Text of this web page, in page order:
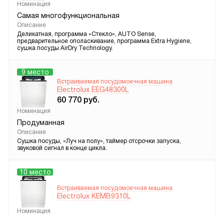
Номинация
Самая многофункциональная
Описание
Деликатная, программа «Стекло», AUTO Sense,
предварительное ополаскивание, программа Extra Hygiene,
сушка посуды AirDry Technology.
9 место
Встраиваемая посудомоечная машина
Electrolux EEG48300L
60 770 руб.
Номинация
Продуманная
Описание
Сушка посуды, «Луч на полу», таймер отсрочки запуска,
звуковой сигнал в конце цикла.
10 место
Встраиваемая посудомоечная машина
Electrolux KEMB9310L
Номинация